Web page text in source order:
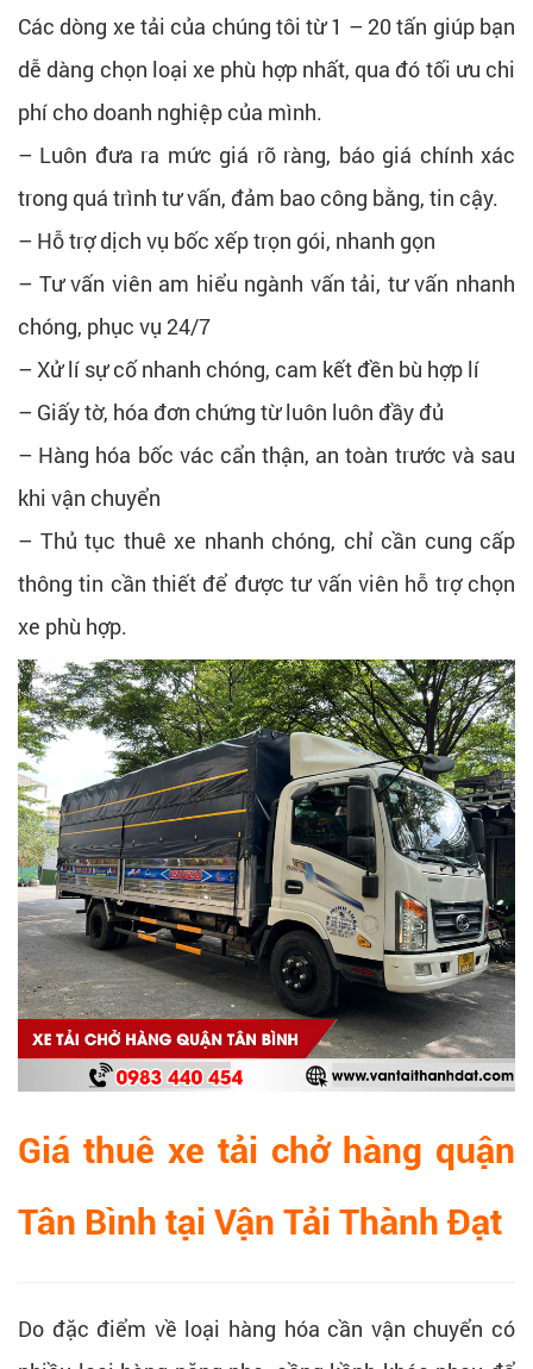
Các dòng xe tải của chúng tôi từ 1 – 20 tấn giúp bạn
dễ dàng chọn loại xe phù hợp nhất, qua đó tối ưu chi
phí cho doanh nghiệp của mình.
– Luôn đưa ra mức giá rõ ràng, báo giá chính xác
trong quá trình tư vấn, đảm bao công bằng, tin cậy.
– Hỗ trợ dịch vụ bốc xếp trọn gói, nhanh gọn
– Tư vấn viên am hiểu ngành vấn tải, tư vấn nhanh
chóng, phục vụ 24/7
– Xử lí sự cố nhanh chóng, cam kết đền bù hợp lí
– Giấy tờ, hóa đơn chứng từ luôn luôn đầy đủ
– Hàng hóa bốc vác cẩn thận, an toàn trước và sau
khi vận chuyển
– Thủ tục thuê xe nhanh chóng, chỉ cần cung cấp
thông tin cần thiết để được tư vấn viên hỗ trợ chọn
xe phù hợp.
Giá thuê xe tải chở hàng quận
Tân Bình tại Vận Tải Thành Đạt
Do đặc điểm về loại hàng hóa cần vận chuyển có